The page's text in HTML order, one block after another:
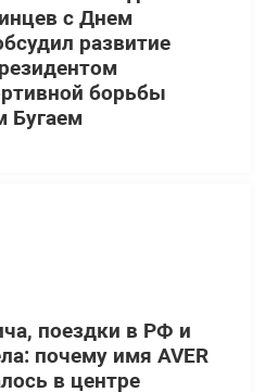
с Днем
развитие
борьбы
Бугаем
поездки в РФ и
почему имя AVER
в центре